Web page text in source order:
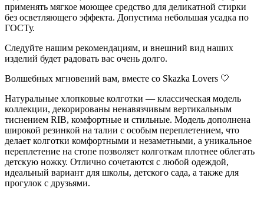
применять мягкое моющее средство для деликатной стирки
без осветляющего эффекта. Допустима небольшая усадка по
ГОСТу.
Следуйте нашим рекомендациям, и внешний вид наших
изделий будет радовать вас очень долго.
Волшебных мгновений вам, вместе со Skazka Lovers 🤍
Натуральные хлопковые колготки — классическая модель
коллекции, декорированы ненавязчивым вертикальным
тиснением RIB, комфортные и стильные. Модель дополнена
широкой резинкой на талии с особым переплетением, что
делает колготки комфортными и незаметными, а уникальное
переплетение на стопе позволяет колготкам плотнее облегать
детскую ножку. Отлично сочетаются с любой одеждой,
идеальный вариант для школы, детского сада, а также для
прогулок с друзьями.